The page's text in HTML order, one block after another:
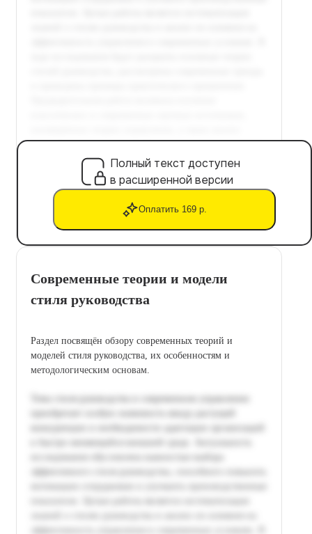
Полный текст доступен
в расширенной версии
Оплатить 169 р.
Современные теории и модели
стиля руководства
Раздел посвящён обзору современных теорий и
моделей стиля руководства, их особенностям и
методологическим основам.